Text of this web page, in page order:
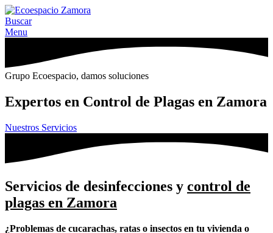
Buscar
Menu
Grupo Ecoespacio, damos soluciones
Expertos en Control de Plagas en Zamora
Nuestros Servicios
Servicios de desinfecciones y control de
plagas en Zamora
¿Problemas de cucarachas, ratas o insectos en tu vivienda o